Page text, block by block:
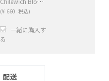
(¥ 660 税込)
一緒に購入す
る
配送